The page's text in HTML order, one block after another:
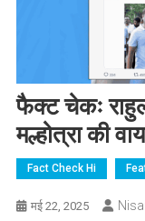
फैक्ट चेकः
मल्होत्रा की
Fact Check Hi
मई 22, 2025